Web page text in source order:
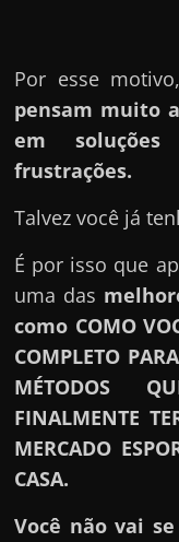
Por esse
pensam muito
em
frustrações.
Talvez você já
É por isso que
uma das
como COMO
COMPLETO
MÉTODOS
FINALMENTE
MERCADO
CASA.
Você não vai